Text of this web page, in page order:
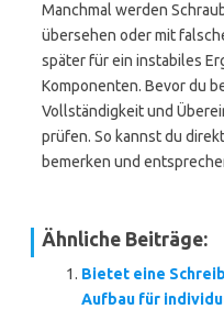
Manchmal werden
übersehen oder mit
später für ein instabiles
Komponenten. Bevor du
Vollständigkeit und
prüfen. So kannst du
bemerken und
Ähnliche Beiträge:
Bietet eine
Aufbau für